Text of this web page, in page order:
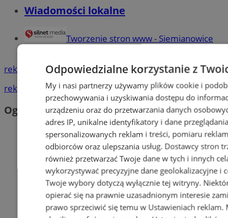
Wiadomości lokalne
Tworzenie stron www - Siemianowice
reklama
reklama
Ogłoszenia
Odpowiedzialne korzystanie z
My i nasi partnerzy używamy plików cookie i
przechowywania i uzyskiwania dostępu do
urządzeniu oraz do przetwarzania danych
adres IP, unikalne identyfikatory i dane
spersonalizowanych reklam i treści, pomiaru
odbiorców oraz ulepszania usług. Dostawcy stron
również przetwarzać Twoje dane w tych i innych
wykorzystywać precyzyjne dane geolokalizacyjne i
Twoje wybory dotyczą wyłącznie tej witryny.
opierać się na prawnie uzasadnionym interesie
prawo sprzeciwić się temu w Ustawieniach reklam.